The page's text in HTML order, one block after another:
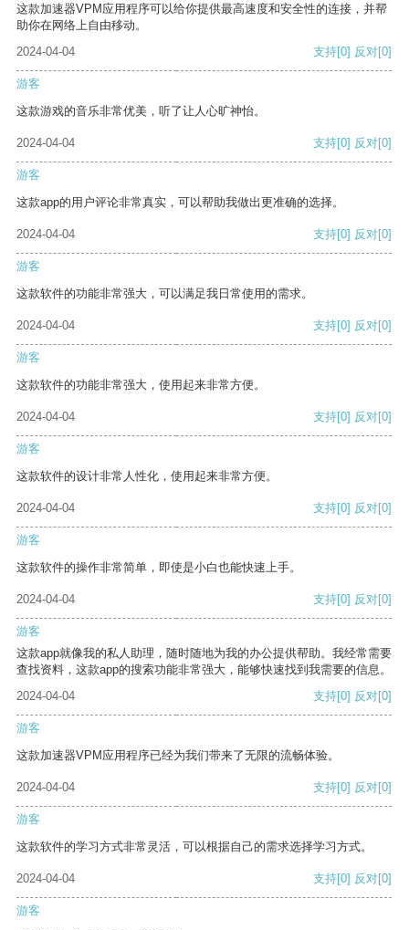
这款加速器VPM应用程序可以给你提供最高速度和安全性的连接，并帮
助你在网络上自由移动。
2024-04-04
支持[0] 反对[0]
游客
这款游戏的音乐非常优美，听了让人心旷神怡。
2024-04-04 支持[0] 反对[0]
游客
这款app的用户评论非常真实，可以帮助我做出更准确的选择。
2024-04-04 支持[0] 反对[0]
游客
这款软件的功能非常强大，可以满足我日常使用的需求。
2024-04-04 支持[0] 反对[0]
游客
这款软件的功能非常强大，使用起来非常方便。
2024-04-04 支持[0] 反对[0]
游客
这款软件的设计非常人性化，使用起来非常方便。
2024-04-04 支持[0] 反对[0]
游客
这款软件的操作非常简单，即使是小白也能快速上手。
2024-04-04 支持[0] 反对[0]
游客
这款app就像我的私人助理，随时随地为我的办公提供帮助。我经常需要
查找资料，这款app的搜索功能非常强大，能够快速找到我需要的信息。
2024-04-04
支持[0] 反对[0]
游客
这款加速器VPM应用程序已经为我们带来了无限的流畅体验。
2024-04-04 支持[0] 反对[0]
游客
这款软件的学习方式非常灵活，可以根据自己的需求选择学习方式。
2024-04-04 支持[0] 反对[0]
游客